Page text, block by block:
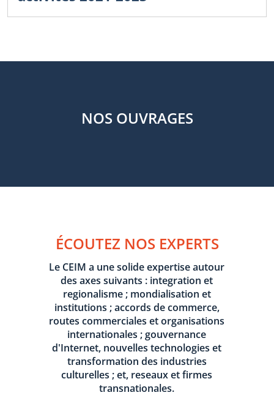
NOS OUVRAGES
ÉCOUTEZ NOS EXPERTS
Le CEIM a une solide expertise autour
des axes suivants : integration et
regionalisme ; mondialisation et
institutions ; accords de commerce,
routes commerciales et organisations
internationales ; gouvernance
d'Internet, nouvelles technologies et
transformation des industries
culturelles ; et, reseaux et firmes
transnationales.